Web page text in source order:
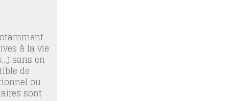
à la vie
sans en
de
ou
sont